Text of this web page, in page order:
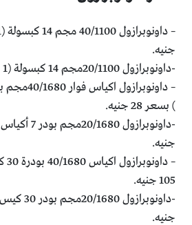
جنيه.
-داونوبرازول 20/1100مجم 14 كبسولة (1 وحدة ) بسعر 50 جنيه.
) بسعر 28 جنيه.
جنيه.
105 جنيه.
جنيه.